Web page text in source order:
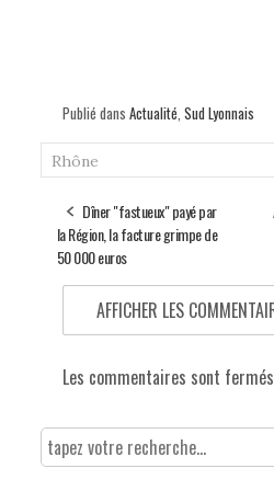
Publié dans Actualité, Sud Lyonnais
Rhône
Dîner "fastueux" payé par
la Région, la facture grimpe de
50 000 euros
AFFICHER LES
Les commentaires sont fermés